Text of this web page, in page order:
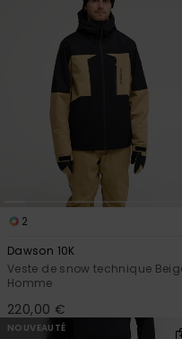
2
Dawson 10K
Veste de snow technique
Homme
220,00 €
NOUVEAUTÉ